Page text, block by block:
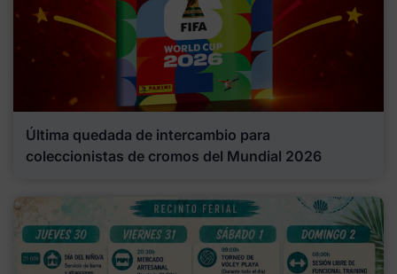
Última quedada de intercambio para
coleccionistas de cromos del Mundial 2026